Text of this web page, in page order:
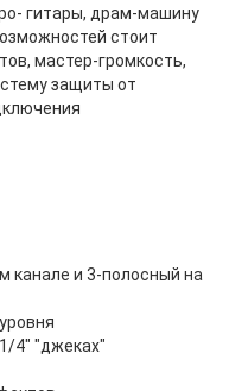
гитары, драм-машину
стоит
мастер-громкость,
защиты от
канале и 3-полосный на
4" "джеках"